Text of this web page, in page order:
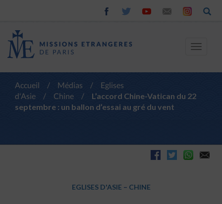
Toggle
Accueil / Médias /
Eglises
d'Asie
/ Chine /
L’accord Chine-Vatican du 22
septembre : un ballon d’essai au gré du vent
EGLISES D'ASIE – CHINE